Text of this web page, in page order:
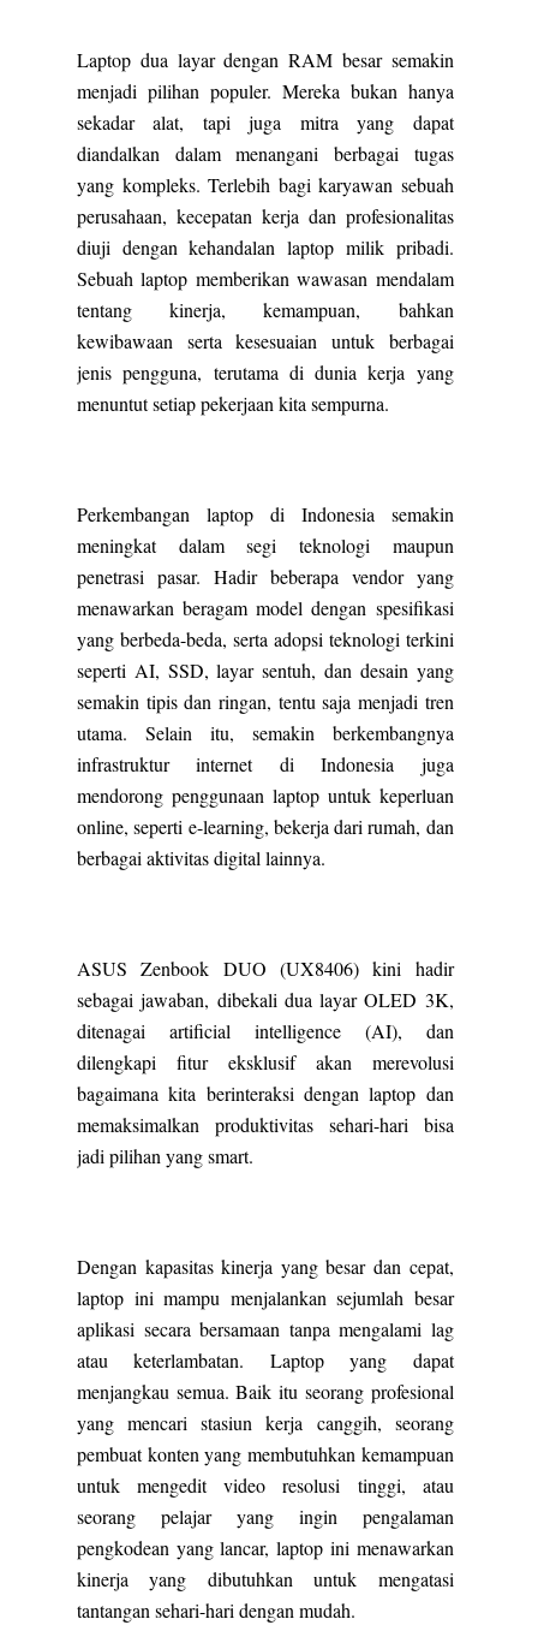
Laptop dua layar dengan RAM besar semakin
menjadi pilihan populer. Mereka bukan hanya
sekadar alat, tapi juga mitra yang dapat
diandalkan dalam menangani berbagai tugas
yang kompleks. Terlebih bagi karyawan sebuah
perusahaan, kecepatan kerja dan profesionalitas
diuji dengan kehandalan laptop milik pribadi.
Sebuah laptop memberikan wawasan mendalam
tentang kinerja, kemampuan, bahkan
kewibawaan serta kesesuaian untuk berbagai
jenis pengguna, terutama di dunia kerja yang
menuntut setiap pekerjaan kita sempurna.
Perkembangan laptop di Indonesia semakin
meningkat dalam segi teknologi maupun
penetrasi pasar. Hadir beberapa vendor yang
menawarkan beragam model dengan spesifikasi
yang berbeda-beda, serta adopsi teknologi terkini
seperti AI, SSD, layar sentuh, dan desain yang
semakin tipis dan ringan, tentu saja menjadi tren
utama. Selain itu, semakin berkembangnya
infrastruktur internet di Indonesia juga
mendorong penggunaan laptop untuk keperluan
online, seperti e-learning, bekerja dari rumah, dan
berbagai aktivitas digital lainnya.
ASUS Zenbook DUO (UX8406) kini hadir
sebagai jawaban, dibekali dua layar OLED 3K,
ditenagai artificial intelligence (AI), dan
dilengkapi fitur eksklusif akan merevolusi
bagaimana kita berinteraksi dengan laptop dan
memaksimalkan produktivitas sehari-hari bisa
jadi pilihan yang smart.
Dengan kapasitas kinerja yang besar dan cepat,
laptop ini mampu menjalankan sejumlah besar
aplikasi secara bersamaan tanpa mengalami lag
atau keterlambatan. Laptop yang dapat
menjangkau semua. Baik itu seorang profesional
yang mencari stasiun kerja canggih, seorang
pembuat konten yang membutuhkan kemampuan
untuk mengedit video resolusi tinggi, atau
seorang pelajar yang ingin pengalaman
pengkodean yang lancar, laptop ini menawarkan
kinerja yang dibutuhkan untuk mengatasi
tantangan sehari-hari dengan mudah.